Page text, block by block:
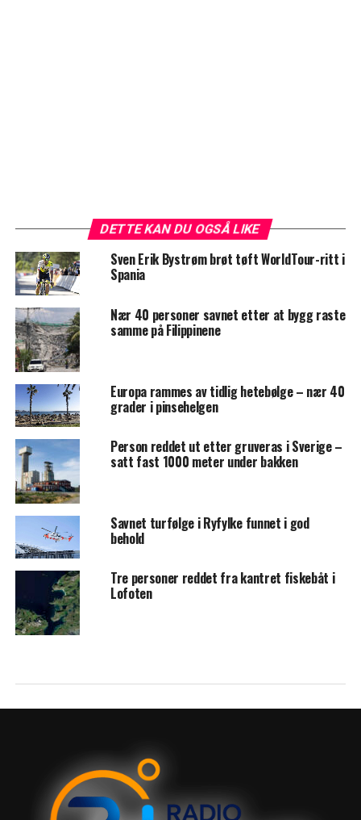
DETTE KAN DU OGSÅ LIKE
Sven Erik Bystrøm brøt tøft WorldTour-ritt i
Spania
Nær 40 personer savnet etter at bygg raste
samme på Filippinene
Europa rammes av tidlig hetebølge – nær 40
grader i pinsehelgen
Person reddet ut etter gruveras i Sverige –
satt fast 1000 meter under bakken
Savnet turfølge i Ryfylke funnet i god
behold
Tre personer reddet fra kantret fiskebåt i
Lofoten